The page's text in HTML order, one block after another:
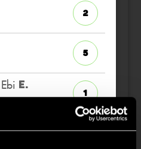
2
5
E.
1
8